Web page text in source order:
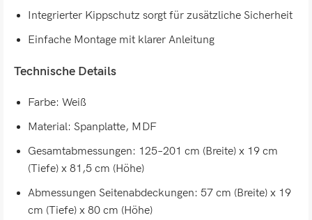
Integrierter Kippschutz sorgt für zusätzliche Sicherheit
Einfache Montage mit klarer Anleitung
Technische Details
Farbe: Weiß
Material: Spanplatte, MDF
Gesamtabmessungen: 125–201 cm (Breite) x 19 cm
(Tiefe) x 81,5 cm (Höhe)
Abmessungen Seitenabdeckungen: 57 cm (Breite) x 19
cm (Tiefe) x 80 cm (Höhe)